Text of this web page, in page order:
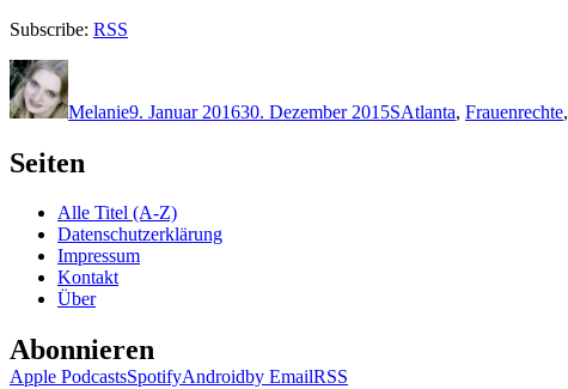
Subscribe: RSS
Autor
Melanie9. Januar 201630. Dezember 2015SAtlanta, Frauenrechte,
Seiten
Alle Titel (A-Z)
Datenschutzerklärung
Impressum
Kontakt
Über
Abonnieren
Apple PodcastsSpotifyAndroidby EmailRSS